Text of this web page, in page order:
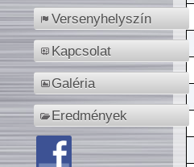
Versenyhelyszín
Kapcsolat
Galéria
Eredmények